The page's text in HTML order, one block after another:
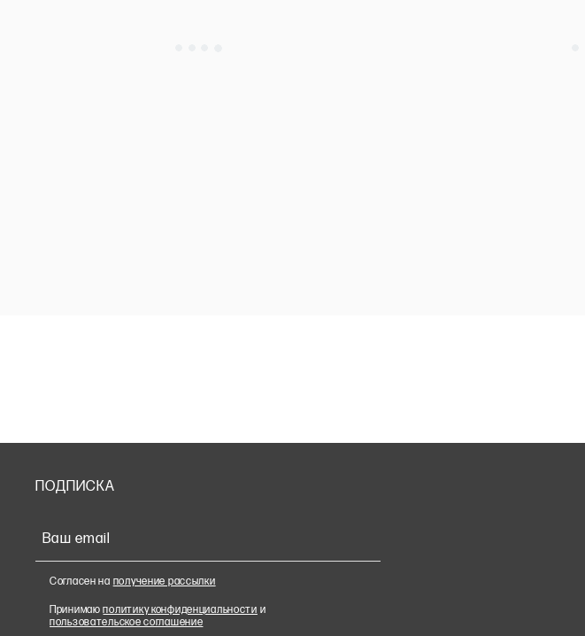
ПОДПИСКА
Ваш email
Согласен на получение рассылки
Принимаюполитику конфиденциальности и
пользовательское соглашение